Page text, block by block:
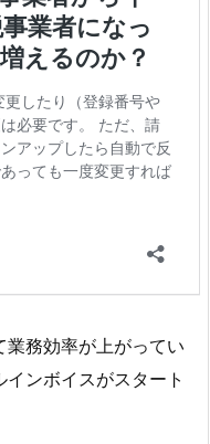
業務効率が上がってい
ンボイスがスタート